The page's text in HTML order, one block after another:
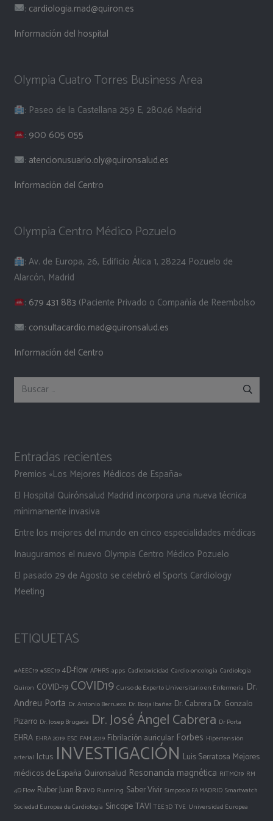
: cardiologia.mad@quiron.es
Información del hospital
Olympia Cuatro Torres Business Area
: Paseo de la Castellana 259 E, 28046 Madrid
: 900 605 055
: atencionusuario.oly@quironsalud.es
Información del Centro
Olympia Centro Médico Pozuelo
: Av. de Europa, 26, Edificio Ática 1, 28224 Pozuelo de
Alarcón, Madrid
: 679 431 883 (Paciente Privado o Compañía de Reembolso
: consultacardio.mad@quironsalud.es
Información del Centro
Buscar:
Entradas recientes
Premios «Los Mejores Médicos de España»
El Hospital Quirónsalud Madrid incorpora una nueva técnica
mínimamente invasiva
Entre los mejores del mundo en cinco especialidades médicas
Inauguramos el nuevo Olympia Centro Médico Pozuelo
El pasado 29 de Agosto se celebró el Sports Cardiology
Meeting
ETIQUETAS
#AEEC19 #SEC19 4D-flow APHRS apps Cadiotoxicidad Cardio-oncología Cardiología
Quiron COVID-19 COVID19 Curso de Experto Universitario en Enfermería Dr.
Andreu Porta Dr. Antonio Berruezo Dr. Borja Ibañez Dr. Cabrera Dr. Gonzalo
Pizarro Dr. Josep Brugada Dr. José Ángel Cabrera Dr Porta
EHRA EHRA 2019 ESC FAM 2019 Fibrilación auricular Forbes Hipertensión
arterial Ictus INVESTIGACIÓN Luis Serratosa Mejores
médicos de España Quironsalud Resonancia magnética RITMO19 RM
4D Flow Ruber Juan Bravo Running Saber Vivir Simposio FA MADRID Smartwatch
Sociedad Europea de Cardiología Síncope TAVI TEE 3D TVE Universidad Europea